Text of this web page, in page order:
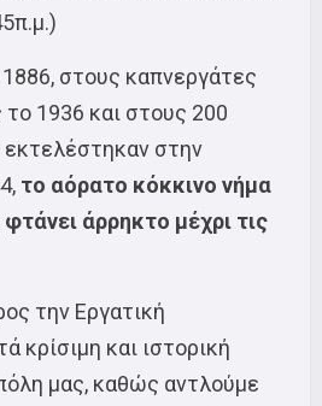
στους καπνεργάτες
1936 και στους 200
στην
το αόρατο κόκκινο νήμα
άρρηκτο μέχρι τις
την Εργατική
κρίσιμη και ιστορική
μας, καθώς αντλούμε